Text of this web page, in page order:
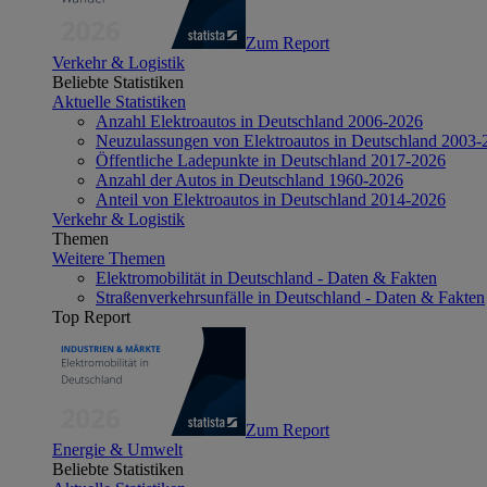
Zum Report
Verkehr & Logistik
Beliebte Statistiken
Aktuelle Statistiken
Anzahl Elektroautos in Deutschland 2006-2026
Neuzulassungen von Elektroautos in Deutschland 2003-
Öffentliche Ladepunkte in Deutschland 2017-2026
Anzahl der Autos in Deutschland 1960-2026
Anteil von Elektroautos in Deutschland 2014-2026
Verkehr & Logistik
Themen
Weitere Themen
Elektromobilität in Deutschland - Daten & Fakten
Straßenverkehrsunfälle in Deutschland - Daten & Fakten
Top Report
Zum Report
Energie & Umwelt
Beliebte Statistiken